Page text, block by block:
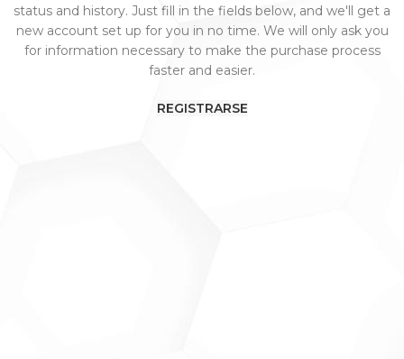
status and history. Just fill in the fields below, and we'll get a
new account set up for you in no time. We will only ask you
for information necessary to make the purchase process
faster and easier.
REGISTRARSE